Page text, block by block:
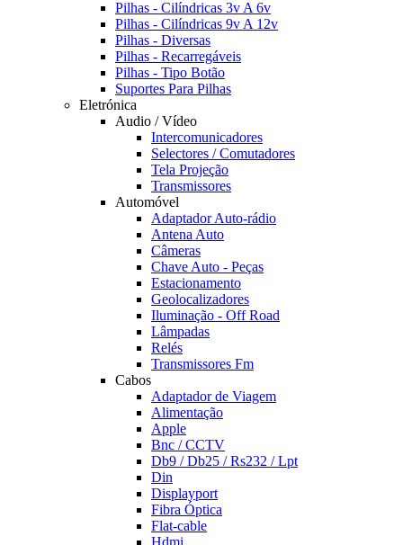
Pilhas - Cilíndricas 3v A 6v
Pilhas - Cilíndricas 9v A 12v
Pilhas - Diversas
Pilhas - Recarregáveis
Pilhas - Tipo Botão
Suportes Para Pilhas
Eletrónica
Audio / Vídeo
Intercomunicadores
Selectores / Comutadores
Tela Projeção
Transmissores
Automóvel
Adaptador Auto-rádio
Antena Auto
Câmeras
Chave Auto - Peças
Estacionamento
Geolocalizadores
Iluminação - Off Road
Lâmpadas
Relés
Transmissores Fm
Cabos
Adaptador de Viagem
Alimentação
Apple
Bnc / CCTV
Db9 / Db25 / Rs232 / Lpt
Din
Displayport
Fibra Óptica
Flat-cable
Hdmi